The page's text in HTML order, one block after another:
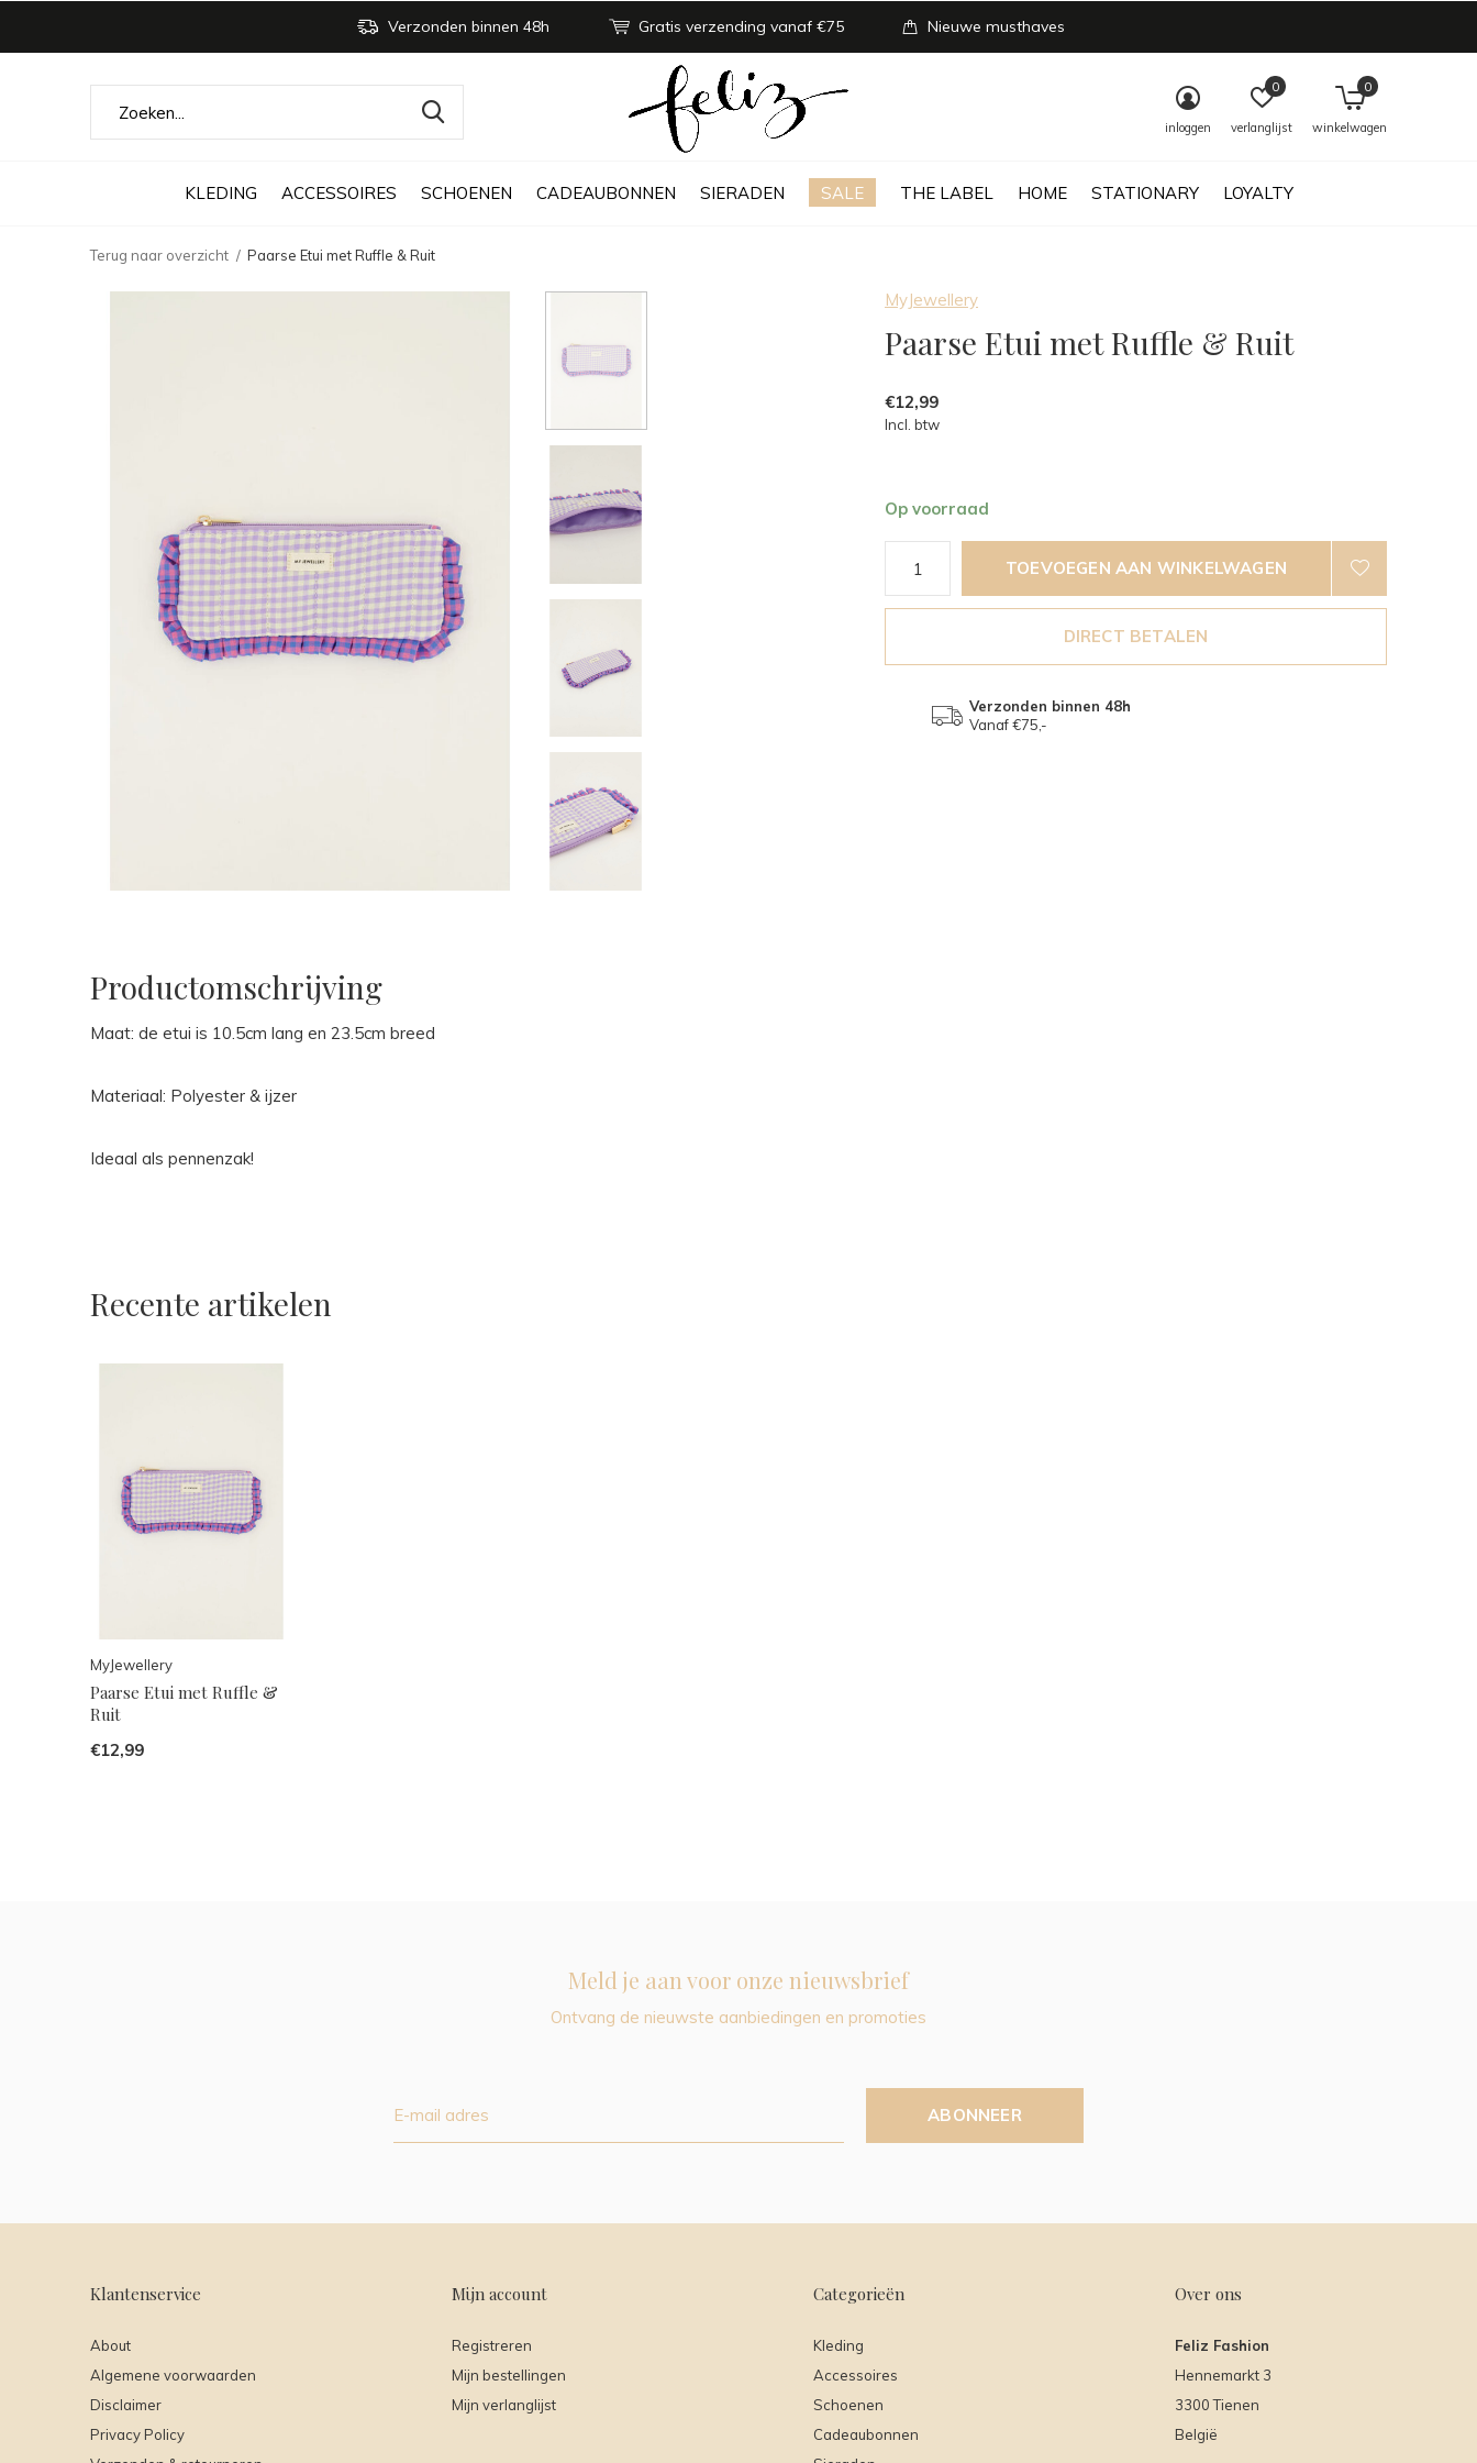
KLEDING ACCESSOIRES SCHOENEN CADEAUBONNEN SIERADEN SALE THE LABEL HOME STATIONARY LOYALTY
inloggen verlanglijst
0
winkelwagen
0
Verzonden binnen 48h Gratis verzending vanaf €75 Nieuwe musthaves
Terug naar overzicht Paarse Etui met Ruffle & Ruit
MyJewellery
Paarse Etui met Ruffle & Ruit
€12,99
Incl. btw
Op voorraad
TOEVOEGEN AAN WINKELWAGEN
DIRECT BETALEN
Verzonden binnen 48h
Vanaf €75,-
Productomschrijving
Maat: de etui is 10.5cm lang en 23.5cm breed
Materiaal: Polyester & ijzer
Ideaal als pennenzak!
Recente artikelen
MyJewellery
Paarse Etui met Ruffle &
Ruit
€12,99
Meld je aan voor onze nieuwsbrief
Ontvang de nieuwste aanbiedingen en promoties
ABONNEER
Klantenservice
About
Algemene voorwaarden
Disclaimer
Privacy Policy
Mijn account
Registreren
Mijn bestellingen
Mijn verlanglijst
Categorieën
Kleding
Accessoires
Schoenen
Cadeaubonnen
Over ons
Feliz Fashion
Hennemarkt 3
3300 Tienen
België